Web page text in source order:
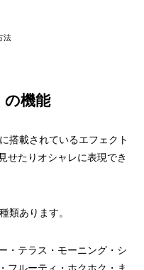
法
の機能
搭載されているエフェクト
せたりオシャレに表現でき
類あります。
・テラス・モーニング・シ